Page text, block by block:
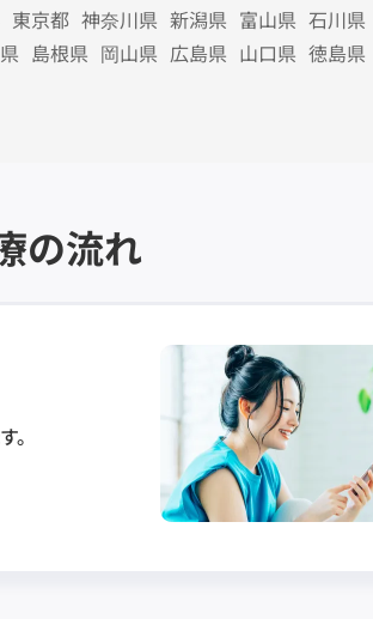
東京都 神奈川県 新潟県 富山県 石川県
島根県 岡山県 広島県 山口県 徳島県
の流れ
。